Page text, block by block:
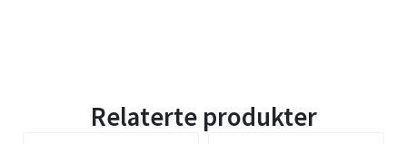
Relaterte produkter